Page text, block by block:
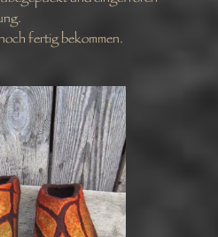
fertig bekommen.